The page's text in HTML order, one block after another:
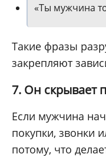
«Ты мужчина
Такие фразы
закрепляют
7. Он скрывает
Если мужчина
покупки, звонки
потому, что